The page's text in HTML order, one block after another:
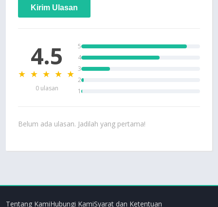
Kirim Ulasan
4.5
★ ★ ★ ★ ★
0 ulasan
5
4
3
2
1
Belum ada ulasan. Jadilah yang pertama!
Tentang KamiHubungi KamiSyarat dan Ketentuan